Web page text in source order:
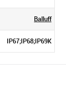
Balluff
IP67;IP68;IP69K